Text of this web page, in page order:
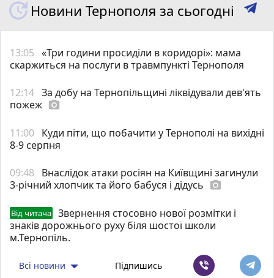
Новини Тернополя за сьогодні
13:05 «Три години просиділи в коридорі»: мама
скаржиться на послуги в травмпункті Тернополя
12:14 За добу на Тернопільщині ліквідували дев'ять
пожеж photo_camera
11:00 Куди піти, що побачити у Тернополі на вихідні
8-9 серпня
09:48
Внаслідок атаки росіян на Київщині загинули
3-річний хлопчик та його бабуся і дідусь photo_camera
Від читача
Звернення стосовно нової розмітки і
знаків дорожнього руху біля шостої школи
м.Тернопіль.
Всі новини Підпишись